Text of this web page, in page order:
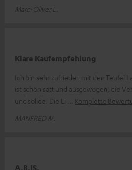
Marc-Oliver L.
Klare Kaufempfehlung
Ich bin sehr zufrieden mit den Teufel
ist schön satt und ausgewogen, die
und solide. Die Li
Komplette
MANFRED M.
A.B.IS.